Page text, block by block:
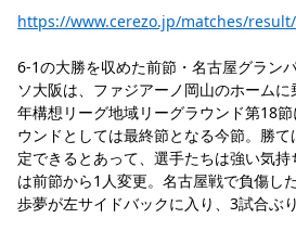
よくある質問
長居公園 セレッソフットサルパーク セレ
セレッソ大阪アカデミー
子供のサッカース
大人のサッカースクール
その他スポーツ
https://www.cerezo.jp/matches/
6-1の大勝を収めた前節・名古屋グラン
ソ大阪は、ファジアーノ岡山のホーム
年構想リーグ地域リーグラウンド第18
ウンドとしては最終節となる今節。勝
定できるとあって、選手たちは強い気
は前節から1人変更。名古屋戦で負傷し
歩夢が左サイドバックに入り、3試合ぶ